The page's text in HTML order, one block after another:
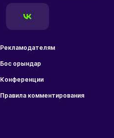
Рекламодателям
Бос орындар
Конференции
Правила комментирования